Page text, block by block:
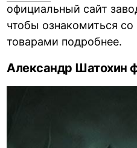
официальный сайт
чтобы ознакомиться
товарами подробнее.
Александр Шатохин